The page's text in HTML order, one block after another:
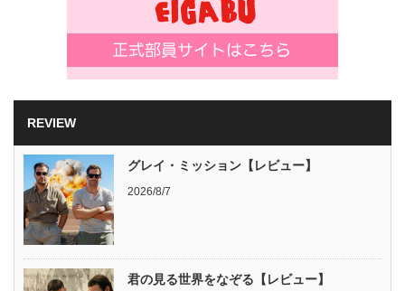
REVIEW
グレイ・ミッション【レビュー】
2026/8/7
君の見る世界をなぞる【レビュー】